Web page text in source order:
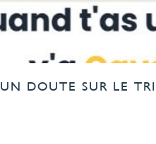
UN DOUTE SUR LE